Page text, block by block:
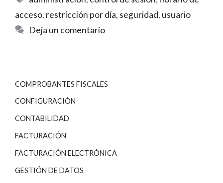
acceso, restricción por día, seguridad, usuario
Deja un comentario
COMPROBANTES FISCALES
CONFIGURACIÓN
CONTABILIDAD
FACTURACIÓN
FACTURACIÓN ELECTRÓNICA
GESTIÓN DE DATOS